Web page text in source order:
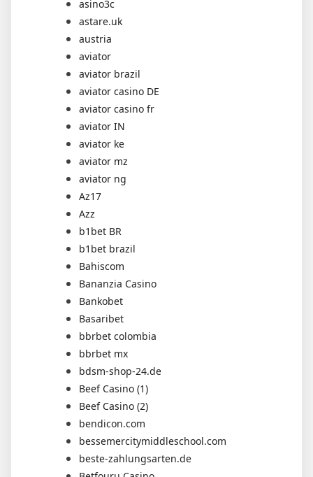
asino3c
astare.uk
austria
aviator
aviator brazil
aviator casino DE
aviator casino fr
aviator IN
aviator ke
aviator mz
aviator ng
Az17
Azz
b1bet BR
b1bet brazil
Bahiscom
Bananzia Casino
Bankobet
Basaribet
bbrbet colombia
bbrbet mx
bdsm-shop-24.de
Beef Casino (1)
Beef Casino (2)
bendicon.com
bessemercitymiddleschool.com
beste-zahlungsarten.de